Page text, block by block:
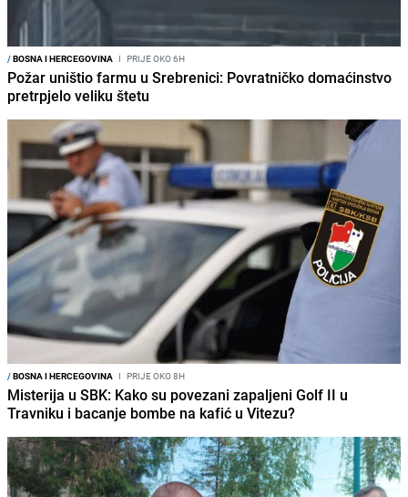
/BOSNA I HERCEGOVINA I PRIJE OKO 6H
Požar uništio farmu u Srebrenici: Povratničko domaćinstvo
pretrpjelo veliku štetu
/BOSNA I HERCEGOVINA I PRIJE OKO 8H
Misterija u SBK: Kako su povezani zapaljeni Golf II u
Travniku i bacanje bombe na kafić u Vitezu?